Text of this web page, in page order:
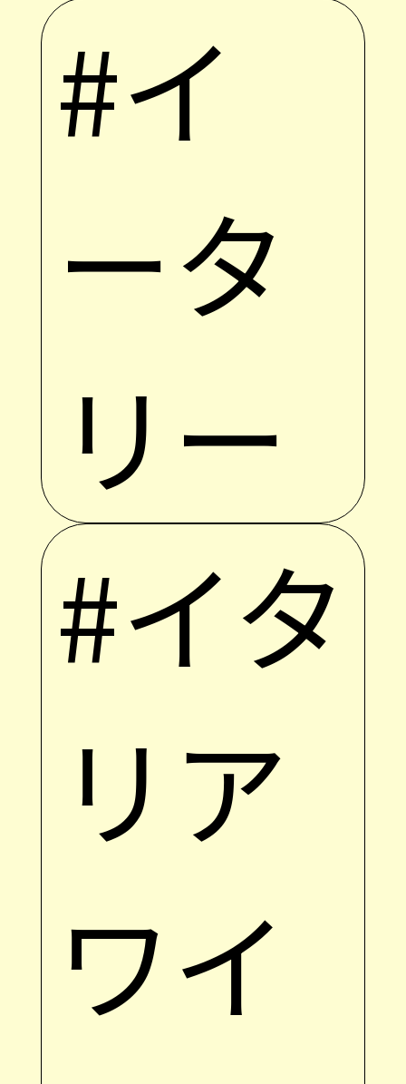
#イ
ータ
リー
#イタ
リア
ワイ